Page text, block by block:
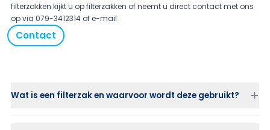
filterzakken kijkt u op filterzakken of neemt u direct contact met ons
op via 079-3412314 ofe-mail
Contact
Wat is een filterzak en waarvoor wordt deze gebruikt?